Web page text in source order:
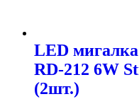
LED
RD-212 6W
(2шт.)